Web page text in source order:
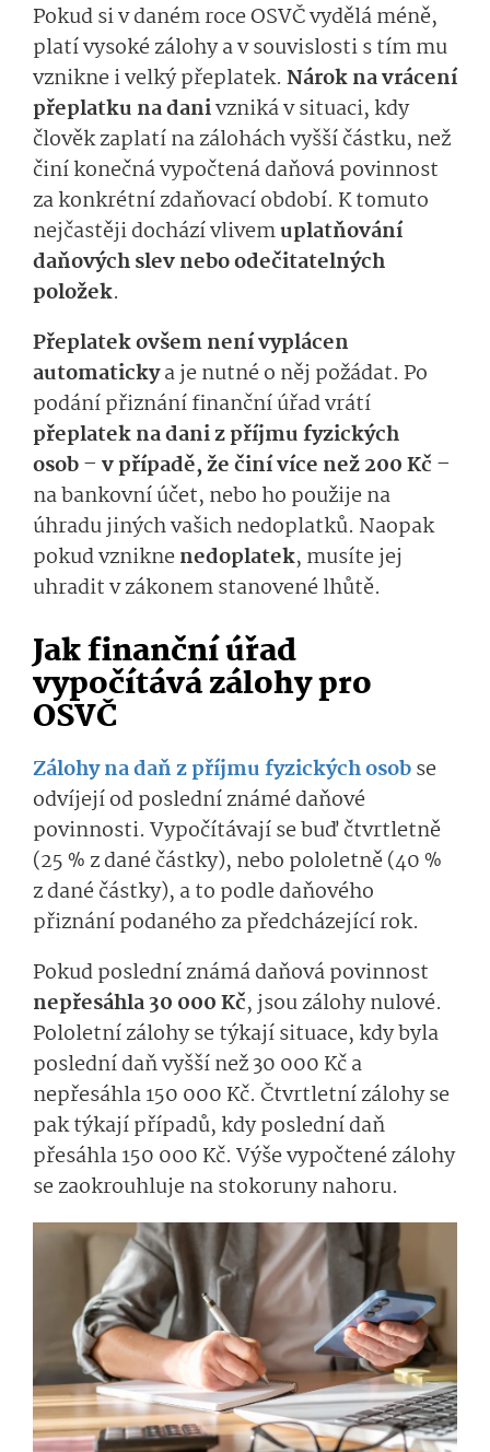
Pokud si v daném roce OSVČ vydělá méně,
platí vysoké zálohy a v souvislosti s tím mu
vznikne i velký přeplatek. Nárok na vrácení
přeplatku na danivzniká v situaci, kdy
člověk zaplatí na zálohách vyšší částku, než
činí konečná vypočtená daňová povinnost
za konkrétní zdaňovací období. K tomuto
nejčastěji dochází vlivemuplatňování
daňových slev nebo odečitatelných
položek.
Přeplatek ovšem není vyplácen
automatickya je nutné o něj požádat. Po
podání přiznání finanční úřad vrátí
přeplatek na dani z příjmu fyzických
osob – v případě, že činí více než 200 Kč –
na bankovní účet, nebo ho použije na
úhradu jiných vašich nedoplatků. Naopak
pokud vzniknenedoplatek, musíte jej
uhradit v zákonem stanovené lhůtě.
Jak finanční úřad
vypočítává zálohy pro
OSVČ
Zálohy na daň z příjmu fyzických osobse
odvíjejí od poslední známé daňové
povinnosti. Vypočítávají se buď čtvrtletně
(25 % z dané částky), nebo pololetně (40 %
z dané částky), a to podle daňového
přiznání podaného za předcházející rok.
Pokud poslední známá daňová povinnost
nepřesáhla 30 000 Kč, jsou zálohy nulové.
Pololetní zálohy se týkají situace, kdy byla
poslední daň vyšší než 30 000 Kč a
nepřesáhla 150 000 Kč. Čtvrtletní zálohy se
pak týkají případů, kdy poslední daň
přesáhla 150 000 Kč. Výše vypočtené zálohy
se zaokrouhluje na stokoruny nahoru.